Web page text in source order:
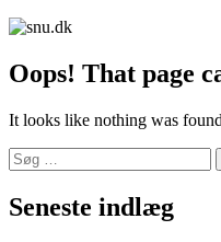
Oops! That page
It looks like nothing was
Søg
efter:
Seneste indlæg